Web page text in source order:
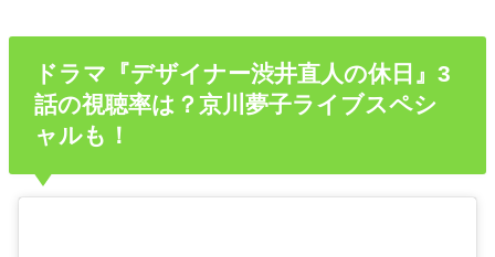
ドラマ『デザイナー渋井直人の休日』3
話の視聴率は？京川夢子ライブスペシ
ャルも！